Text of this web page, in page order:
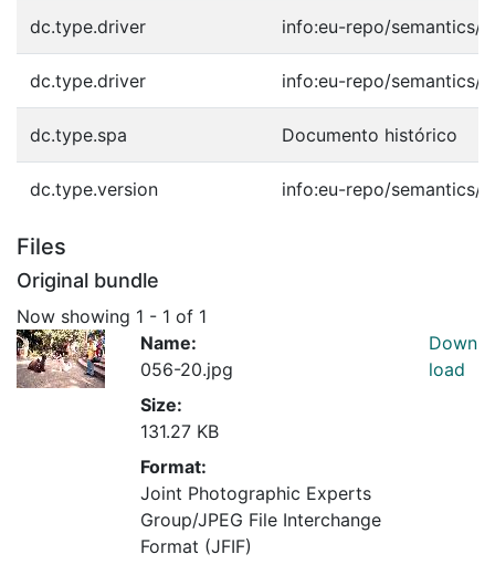
dc.type.driver info:eu-repo/semantics/
dc.type.driver info:eu-repo/semantics/
dc.type.spa Documento histórico
dc.type.version info:eu-repo/semantics/
Files
Original bundle
Now showing 1 - 1 of 1
Name:
056-20.jpg
Size:
131.27 KB
Format:
Joint Photographic Experts
Group/JPEG File Interchange
Format (JFIF)
Down
load